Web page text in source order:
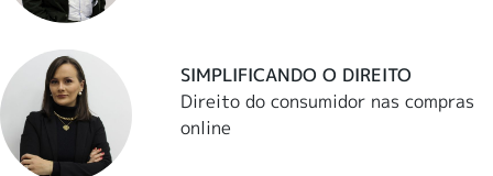
SIMPLIFICANDO O DIREITO
Direito do consumidor nas compras
online